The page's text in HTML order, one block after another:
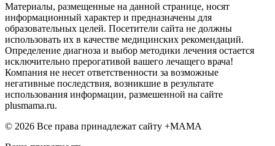
Материалы, размещенные на данной странице, носят
информационный характер и предназначены для
образовательных целей. Посетители сайта не должны
использовать их в качестве медицинских рекомендаций.
Определение диагноза и выбор методики лечения остается
исключительно прерогативой вашего лечащего врача!
Компания не несет ответственности за возможные
негативные последствия, возникшие в результате
использования информации, размешенной на сайте
plusmama.ru.
© 2026 Все права принадлежат сайту +МАМА